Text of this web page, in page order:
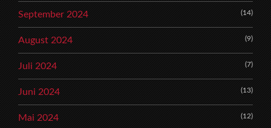
September 2024 (14)
August 2024 (9)
Juli 2024 (7)
Juni 2024 (13)
Mai 2024 (12)